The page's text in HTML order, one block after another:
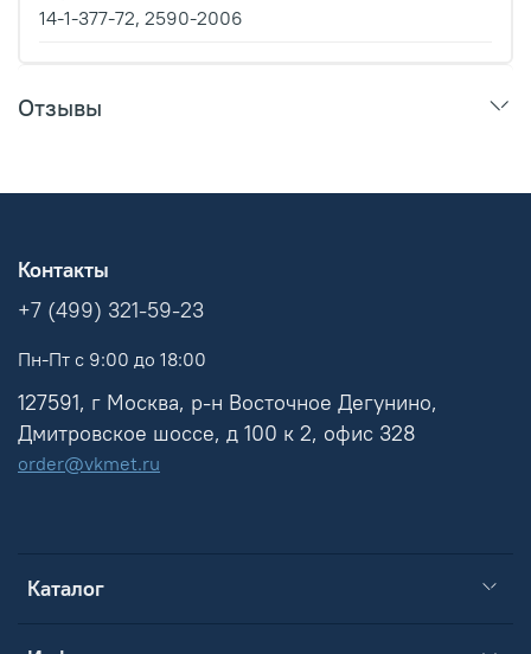
14-1-377-72, 2590-2006
Отзывы
Каталог
Контакты
+7 (499) 321-59-23
Пн-Пт с 9:00 до 18:00
127591, г Москва, р-н Восточное Дегунино,
Дмитровское шоссе, д 100 к 2, офис 328
order@vkmet.ru